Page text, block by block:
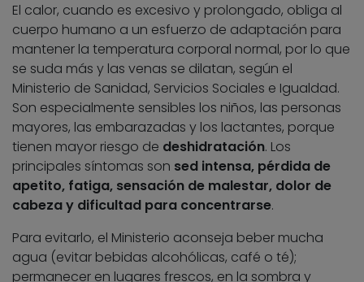
El calor, cuando es excesivo y prolongado, obliga al
cuerpo humano a un esfuerzo de adaptación para
mantener la temperatura corporal normal, por lo que
se suda más y las venas se dilatan, según el
Ministerio de Sanidad, Servicios Sociales e Igualdad.
Son especialmente sensibles los niños, las personas
mayores, las embarazadas y los lactantes, porque
tienen mayor riesgo de deshidratación. Los
principales síntomas son sed intensa, pérdida de
apetito, fatiga, sensación de malestar, dolor de
cabeza y dificultad para concentrarse.
Para evitarlo, el Ministerio aconseja beber mucha
agua (evitar bebidas alcohólicas, café o té);
permanecer en lugares frescos, en la sombra y